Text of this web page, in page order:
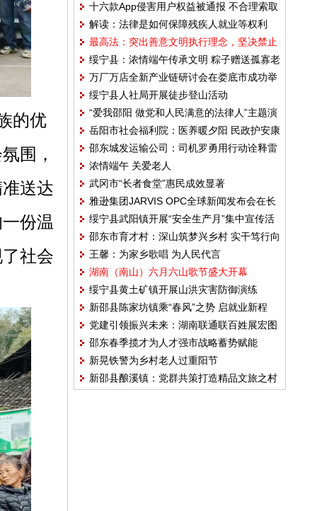
的优
围，
送达
份温
社会
格权编婚姻家庭编继承编
十六款App侵害用户权益被通报 不合理索取
用户权限行为值得警惕
解读：法律是如何保障残疾人就业等权利
的？
最高法：突出善意文明执行理念，坚决禁止
乱查封
绥宁县：浓情端午传承文明 粽子赠送孤寡老
人
万厂万店全新产业链研讨会在娄底市成功举
办
绥宁县人社局开展徒步登山活动
“爱我邵阳 做党和人民满意的法律人”主题演
讲比赛
岳阳市社会福利院：医养暖夕阳 民政护安康
邵东城发运输公司：司机罗勇用行动诠释雷
锋精神
浓情端午 关爱老人
武冈市“长者食堂”惠民成效显著
雅逊集团JARVIS OPC全球新闻发布会在长
沙举行
绥宁县武阳镇开展“安全生产月”集中宣传活
动
邵东市育才村：深山筑梦兴乡村 实干笃行向
富途
王馨：为家乡歌唱 为人民代言
湖南（南山）六月六山歌节盛大开幕
绥宁县黄土矿镇开展山洪灾害防御演练
新邵县陈家坊镇乘“春风”之势 启就业新程
党建引领振兴未来：湖南联通联百姓展宏图
绘新程
邵东春季揽才为人才强市战略蓄势赋能
新晃铁警为乡村老人过重阳节
新邵县酿溪镇：党群共策打造精品文旅之村